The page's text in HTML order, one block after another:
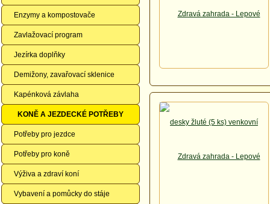
Enzymy a kompostovače
Zavlažovací program
Jezírka doplňky
Demižony, zavařovací sklenice
Kapénková závlaha
KONĚ A JEZDECKÉ POTŘEBY
Potřeby pro jezdce
Potřeby pro koně
Výživa a zdraví koní
Vybavení a pomůcky do stáje